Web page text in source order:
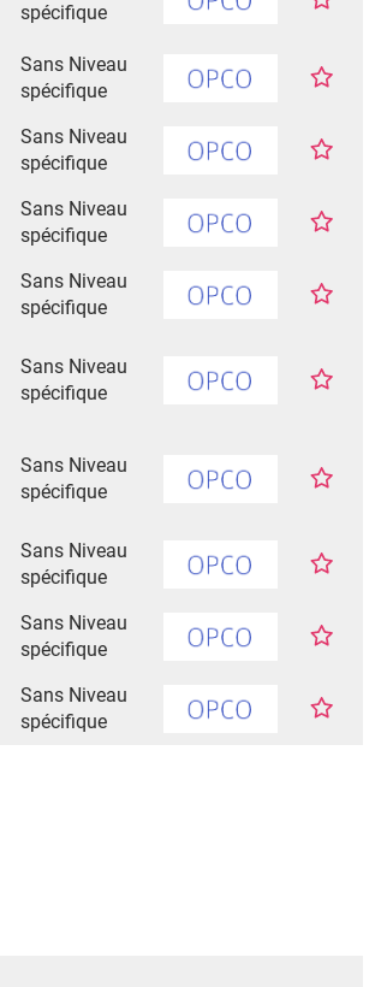
spécifique
Sans Niveau
spécifique
Sans Niveau
spécifique
Sans Niveau
spécifique
Sans Niveau
spécifique
Sans Niveau
spécifique
Sans Niveau
spécifique
Sans Niveau
spécifique
Sans Niveau
spécifique
Sans Niveau
spécifique